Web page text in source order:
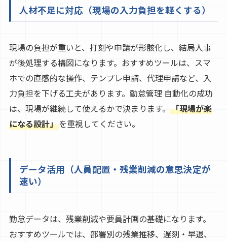
人材不足に対応（現場の入力負担を軽くする）
現場の負担が重いと、打刻や申請が形骸化し、結局人事
が後処理する構図になります。おすすめツールは、スマ
ホでの直感的な操作、テンプレ申請、代理申請など、入
力負担を下げる工夫があります。勤怠管理 自動化の成功
は、現場が継続して使えるかで決まります。 「現場が楽
になる設計」を重視してください。
データ活用（人員配置・残業削減の意思決定が
速い）
勤怠データは、残業削減や要員計画の基礎になります。
おすすめツールでは、部署別の残業推移、遅刻・早退、